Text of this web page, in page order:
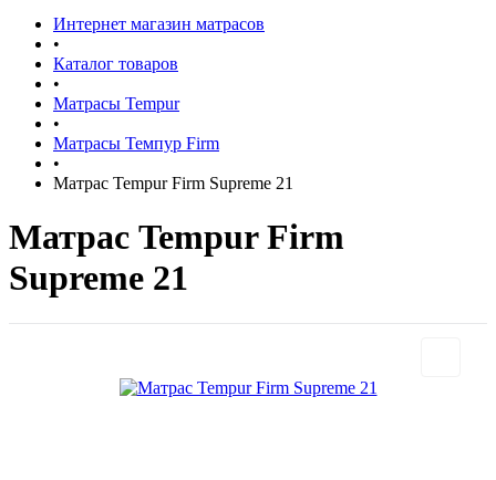
Интернет магазин матрасов
•
Каталог товаров
•
Матрасы Tempur
•
Матрасы Темпур Firm
•
Матрас Tempur Firm Supreme 21
Матрас Tempur Firm
Supreme 21